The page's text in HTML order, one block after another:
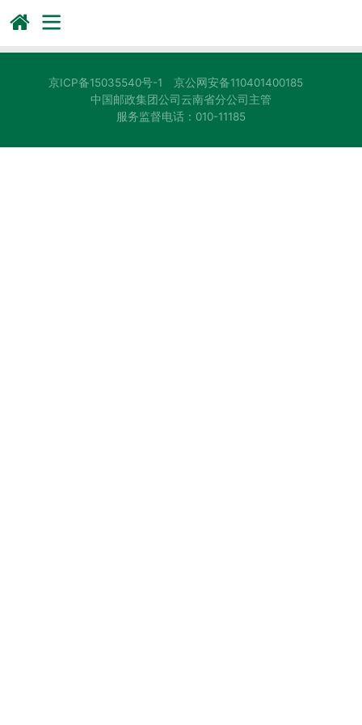
京ICP备15035540号-1 京公网安备110401400185
中国邮政集团公司云南省分公司主管
服务监督电话：010-11185